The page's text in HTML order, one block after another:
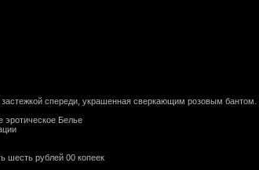
спереди, украшенная сверкающим розовым
эротическое Белье
шесть рублей 00 копеек